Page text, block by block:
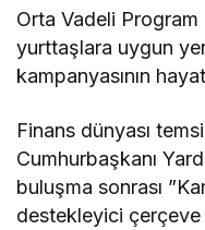
Orta Vadeli
yurttaşlara uygun
kampanyasının
Finans dünyası
Cumhurbaşkanı
buluşma sonrası
destekleyici